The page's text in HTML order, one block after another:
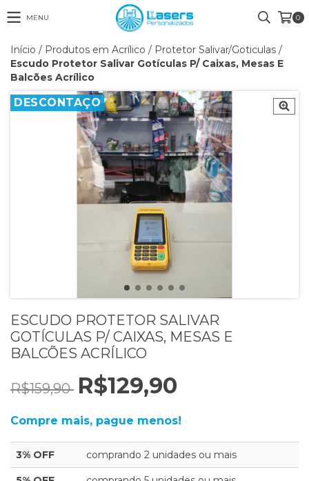
MENU 0
Início / Produtos em Acrílico / Protetor Salivar/Goticulas /
Escudo Protetor Salivar Gotículas P/ Caixas, Mesas E
Balcões Acrílico
DESCONTAÇO
ESCUDO PROTETOR SALIVAR
GOTÍCULAS P/ CAIXAS, MESAS E
BALCÕES ACRÍLICO
R$159,90 R$129,90
Compre mais, pague menos!
3% OFF comprando 2 unidades ou mais